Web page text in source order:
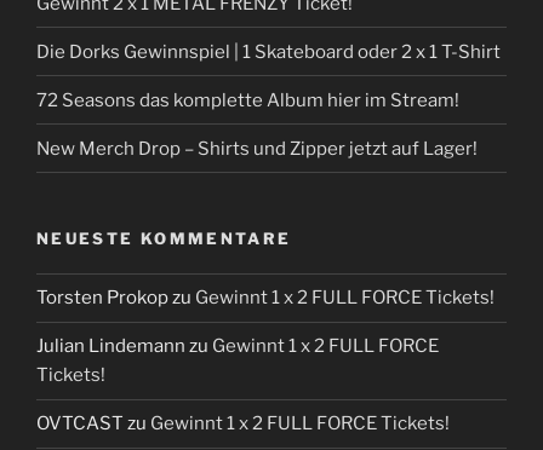
Die Dorks Gewinnspiel | 1 Skateboard oder 2 x 1 T-Shirt
72 Seasons das komplette Album hier im Stream!
New Merch Drop – Shirts und Zipper jetzt auf Lager!
NEUESTE KOMMENTARE
Torsten Prokopzu Gewinnt 1 x 2 FULL FORCE Tickets!
Julian Lindemann zu Gewinnt 1 x 2 FULL FORCE
Tickets!
OVTCAST zu Gewinnt 1 x 2 FULL FORCE Tickets!